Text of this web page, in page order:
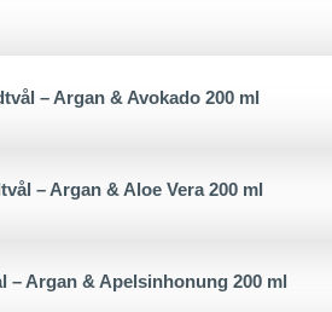
– Argan & Avokado 200 ml
– Argan & Aloe Vera 200 ml
– Argan & Apelsinhonung 200 ml